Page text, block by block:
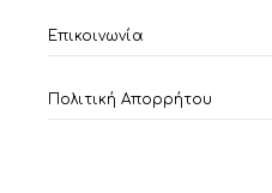
Επικοινωνία
Πολιτική Απορρήτου